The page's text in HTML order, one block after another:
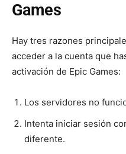
Games
Hay tres razones
acceder a la cuenta que
activación de Epic Games:
Los servidores no
Intenta iniciar sesión
diferente.